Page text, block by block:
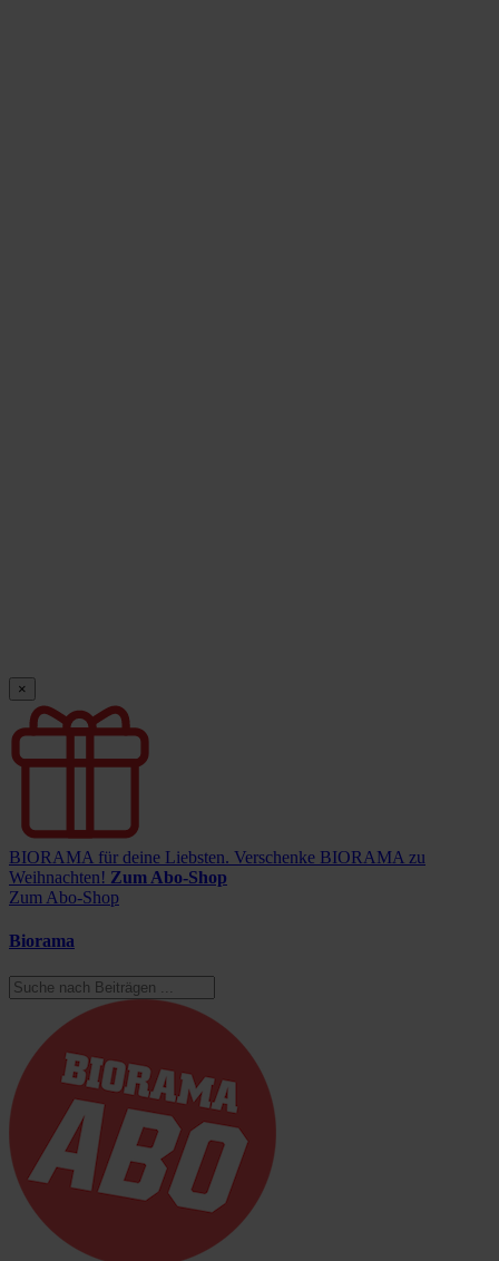
×
BIORAMA für deine Liebsten. Verschenke BIORAMA zu
Weihnachten! Zum Abo-Shop
Zum Abo-Shop
Biorama